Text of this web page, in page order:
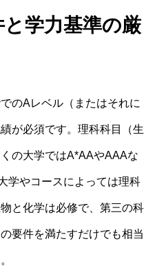
学力基準の厳
のAレベル（またはそれに
が必須です。理科科目（生
の大学ではA*AAやAAAな
学やコースによっては理科
と化学は必修で、第三の科
要件を満たすだけでも相当